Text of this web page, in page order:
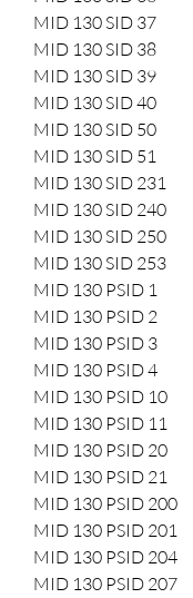
MID 130 SID 37
MID 130 SID 38
MID 130 SID 39
MID 130 SID 40
MID 130 SID 50
MID 130 SID 51
MID 130 SID 231
MID 130 SID 240
MID 130 SID 250
MID 130 SID 253
MID 130 PSID 1
MID 130 PSID 2
MID 130 PSID 3
MID 130 PSID 4
MID 130 PSID 10
MID 130 PSID 11
MID 130 PSID 20
MID 130 PSID 21
MID 130 PSID 200
MID 130 PSID 201
MID 130 PSID 204
MID 130 PSID 207